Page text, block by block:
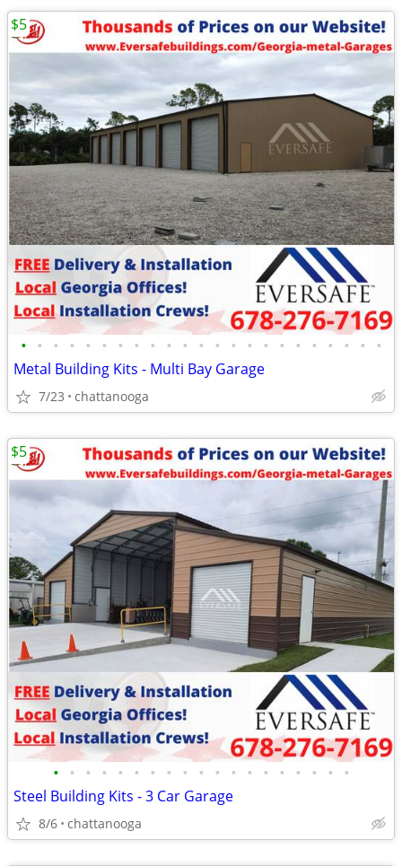
• • • • • • • • • • • • • • • • • • • • • • •
Metal Building Kits - Multi Bay Garage
7/23 chattanooga
$5
• • • • • • • • • • • • • • • • • • •
Steel Building Kits - 3 Car Garage
8/6 chattanooga
$5